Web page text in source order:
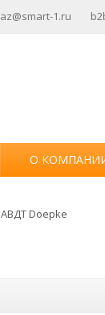
1.ru
О
Doepke